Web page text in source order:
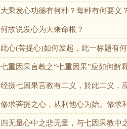
大乘发心功德有何种？每种有何要义
何故说发心为大乘命根？
此心(菩提心)如何发起，此一标题有
七重因果言教之“七重因果”应如何解
经摄七因果言教有二义，於此二义，
修求菩提之心，从利他心为始。修求
四无量心中之悲无量，与七因果教中